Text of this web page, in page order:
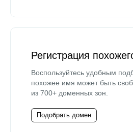
Регистрация
Воспользуйтесь удобным
похожее имя может быть
из 700+ доменных зон.
Подобрать домен